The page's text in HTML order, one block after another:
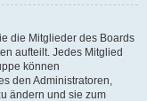
die Mitglieder des Boards
aufteilt. Jedes Mitglied
können
den Administratoren,
ändern und sie zum